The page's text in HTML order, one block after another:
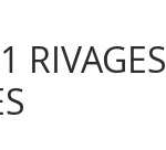
RIVAGES